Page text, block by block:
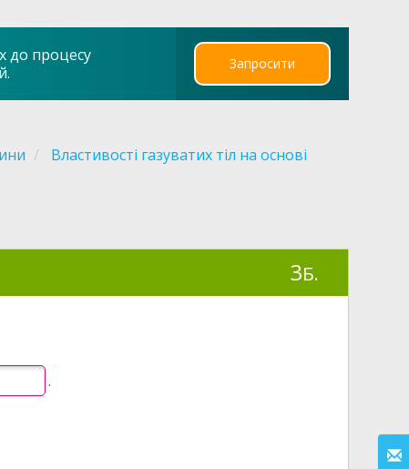
до процесу
Запросити
Властивості газуватих тіл на основі
3Б.
.